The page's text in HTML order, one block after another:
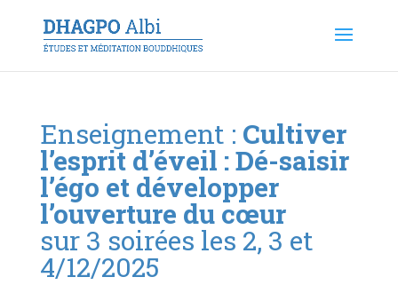
Enseignement : Cultiver
l’esprit d’éveil : Dé-saisir
l’égo et développer
l’ouverture du cœur
sur 3 soirées les 2, 3 et
4/12/2025